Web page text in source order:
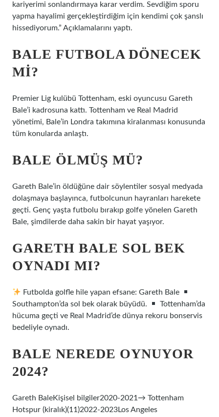
kariyerimi sonlandırmaya karar verdim. Sevdiğim sporu
yapma hayalimi gerçekleştirdiğim için kendimi çok şanslı
hissediyorum.” Açıklamalarını yaptı.
BALE FUTBOLA DÖNECEK
MI?
Premier Lig kulübü Tottenham, eski oyuncusu Gareth
Bale’i kadrosuna kattı. Tottenham ve Real Madrid
yönetimi, Bale’in Londra takımına kiralanması konusunda
tüm konularda anlaştı.
BALE ÖLMÜŞ MÜ?
Gareth Bale’in öldüğüne dair söylentiler sosyal medyada
dolaşmaya başlayınca, futbolcunun hayranları harekete
geçti. Genç yaşta futbolu bırakıp golfe yönelen Gareth
Bale, şimdilerde daha sakin bir hayat yaşıyor.
GARETH BALE SOL BEK
OYNADI MI?
Futbolda golfle hile yapan efsane: Gareth Bale
Southampton’da sol bek olarak büyüdü.
Tottenham’da
hücuma geçti ve Real Madrid’de dünya rekoru bonservis
bedeliyle oynadı.
BALE NEREDE OYNUYOR
2024?
Gareth BaleKişisel bilgiler2020-2021→ Tottenham
Hotspur (kiralık)(11)2022-2023Los Angeles